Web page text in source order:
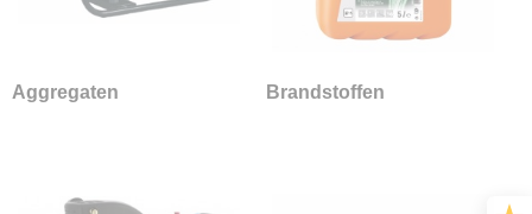
Smeermiddelen en Reinigers
Trilplaten & Stampers
Aggregaten Brandstoffen